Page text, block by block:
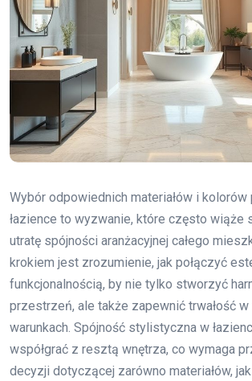
Wybór odpowiednich materiałów i kolorów
łazience to wyzwanie, które często wiąże
utratę spójności aranżacyjnej całego
krokiem jest zrozumienie, jak połączyć
funkcjonalnością, by nie tylko stworzyć
przestrzeń, ale także zapewnić trwałość w
warunkach. Spójność stylistyczna w
współgrać z resztą wnętrza, co wymaga
decyzji dotyczącej zarówno materiałów,